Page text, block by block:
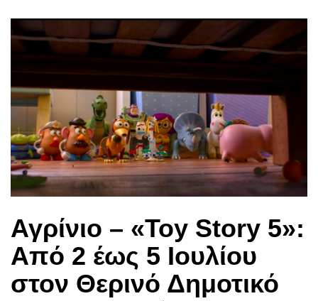
Αγρίνιο – «Toy Story 5»:
Από 2 έως 5 Ιουλίου
στον Θερινό Δημοτικό